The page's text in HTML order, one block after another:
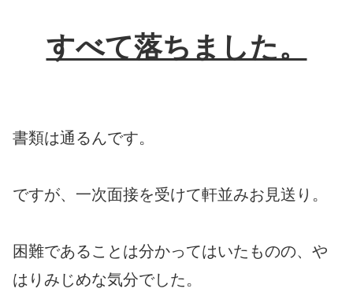
すべて落ちました。
書類は通るんです。
ですが、一次面接を受けて軒並みお見送り。
困難であることは分かってはいたものの、や
はりみじめな気分でした。